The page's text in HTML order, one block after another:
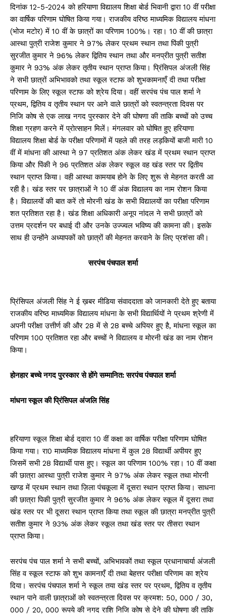
दिनांक 12-5-2024 को हरियाणा विद्यालय शिक्षा बोर्ड भिवानी द्वारा 10 वीं परीक्षा
का वार्षिक परिणाम घोषित किया गया। राजकीय वरिष्ठ माध्यमिक विद्यालय मांधना
(भोज मटोर) में 10 वीं के छात्रों का परिणाम 100%। रहा। 10 वीं की छात्रा
आस्था पुत्री राजेश कुमार ने 97% लेकर प्रथम स्थान तथा पिंकी पुत्री
सुरजीत कुमार ने 96% लेकर द्वितिय स्थान तथा और मनप्रीत पुत्री सतीश
कुमार ने 93% अंक लेकर तृतीय स्थान प्राप्त किया। प्रिंसिपल अंजली सिंह
ने सभी छात्रों अभिभावको तथा स्कूल स्टाफ को शुभकामनाएँ दी तथा परीक्षा
परिणाम के लिए स्कूल स्टाफ को श्रेय दिया। वहीं सरपंच पंच पाल शर्मा ने
प्रथम, द्वितिय व तृतीय स्थान पर आने वाले छात्रों को स्वतन्त्रता दिवस पर
निजि कोष से एक लाख नगद पुरस्कार देने की घोषणा की ताकि बच्चों को उच्च
शिक्षा ग्रहण करने में प्रोत्साहन मिलें। मंगलवार को घोषित हुए हरियाणा
विद्यालय शिक्षा बोर्ड के परीक्षा परिणामों में पहले की तरह लड़कियों बाजी मारी 10
वीं में मांधना की आस्था ने 97 प्रतिशत अंक लेकर खंड में प्रथम स्थान प्राप्त
किया और पिंकी ने 96 प्रतिशत अंक लेकर स्कूल वह खंड स्तर पर द्वितीय
स्थान प्राप्त किया। वही आस्था कामयाब होने के लिए शुरू से मेहनत करती आ
रही है। खंड स्तर पर छात्राओं ने 10 वीं अंक विद्यालय का नाम रोशन किया
है। विद्यालयों की बात करें तो मोरनी खंड के सभी विद्यालयों का परीक्षा परिणाम
शत प्रतिशत रहा है। खंड शिक्षा अधिकारी अनूप नांदल ने सभी छात्रों को
उत्तम प्रदर्शन पर बधाई दी और उनके उज्ज्वल भविष्य की कामना की। इसके
साथ ही उन्होंने अध्यापकों को छात्रों की मेहनत करवाने के लिए प्रशंसा की।
सरपंच पंचपाल शर्मा
प्रिंसिपल अंजली सिंह ने ई ख़बर मीडिया संवाददाता को जानकारी देते हुए बताया
राजकीय वरिष्ठ माध्यमिक विद्यालय मांधना के सभी विद्यार्थियों ने प्रथम श्रेणी में
अपनी परीक्षा उत्तीर्ण की और 28 में से 28 बच्चे अपियर हुए है, मांधना स्कूल का
परिणाम 100 प्रतिशत रहा और बच्चों ने विद्यालय व मोरनी खंड का नाम रोशन
किया।
होनहार बच्चे नगद पुरस्कार से होंगे सम्मानित: सरपंच पंचपाल शर्मा
मांधना स्कूल की प्रिंसिपल अंजलि सिंह
हरियाणा स्कूल शिक्षा बोर्ड द्‌वारा 10 वीं कक्षा का वार्षिक परीक्षा परिणाम घोषित
किया गया। रा0 माध्यमिक वि‌द्यालय मांधना में कुल 28 वि‌द्यार्थी अपीयर हुए
जिसमें सभी 28 विद्यार्थी पास हुए। स्कूल का परिणाम 100% रहा। 10 वीं कक्षा
की छात्रा आस्था पुत्री राजेश कुमार ने 97% अंक लेकर स्कूल तथा मोरनी
खण्ड में प्रथम स्थान तथा ज़िला पंचकूला में दूसरा स्थान प्राप्त किया। साधना
की छात्रा पिकी पुत्री सुरजीत कुमार ने 96% अंक लेकर स्कूल में दूसरा तथा
खंड स्तर पर भी दूसरा स्थान प्राप्त किया तथा स्कूल की छात्रा मनप्रीत पुत्री
सतीश कुमार ने 93% अंक लेकर स्कूल तथा खंड स्तर पर तीसरा स्थान
प्राप्त किया।
सरपंच पंच पाल शर्मा ने सभी बच्चों, अभिभावकों तथा स्कूल प्रधानाचार्या अंजली
सिंह व स्कूल स्टाफ को शुभ कामनाएँ दी तथा बेहत्तर परीक्षा परिणाम का श्रेय
दिया। सरपंच पंचपाल शर्मा ने स्कूल तया खंड स्तर पर प्रथम, द्वितिय व तृतीय
स्थान पाने वाली छात्राओं को स्वतन्त्रता दिवस पर क्रमश: 50, 000 / 30,
000 / 20, 000 रूपये की नगद राशि निजि कोष से देने की घोषणा की ताकि